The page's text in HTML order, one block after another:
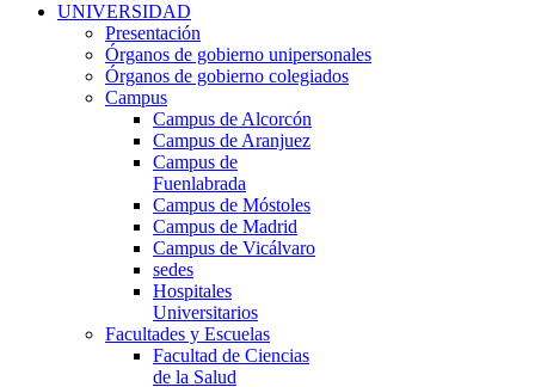
UNIVERSIDAD
Presentación
Órganos de gobierno unipersonales
Órganos de gobierno colegiados
Campus
Campus de Alcorcón
Campus de Aranjuez
Campus de
Fuenlabrada
Campus de Móstoles
Campus de Madrid
Campus de Vicálvaro
sedes
Hospitales
Universitarios
Facultades y Escuelas
Facultad de Ciencias
de la Salud